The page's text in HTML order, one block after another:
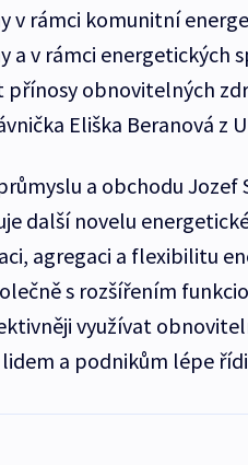
v rámci komunitní
a v rámci energetických
přínosy obnovitelných
Eliška Beranová z
a obchodu Jozef
další novelu
agregaci a flexibilitu
s rozšířením
využívat
a podnikům lépe